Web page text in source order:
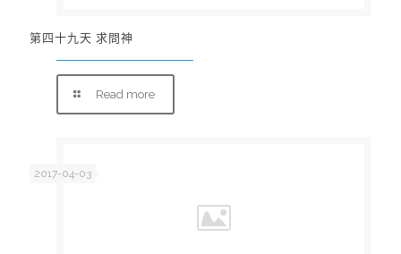
第四十九天 求問神
Read more
2017-04-03